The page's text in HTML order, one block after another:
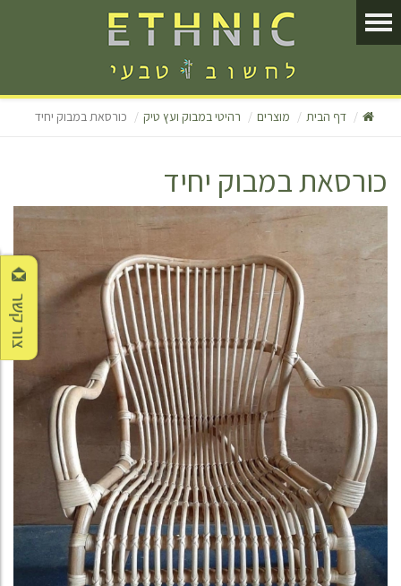
דף הבית מוצרים רהיטי במבוק ועץ טיק כורסאת במבוק יחיד
כורסאת במבוק יחיד
צור קשר